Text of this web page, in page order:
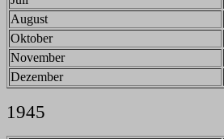
August
Oktober
November
Dezember
1945